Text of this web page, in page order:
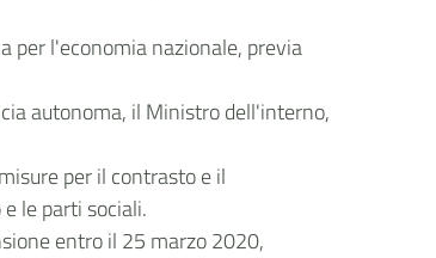
per l'economia nazionale, previa
autonoma, il Ministro dell'interno,
per il contrasto e il
le parti sociali.
entro il 25 marzo 2020,